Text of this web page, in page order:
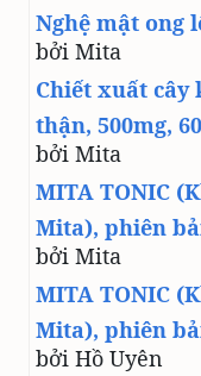
Nghệ mật ong
bởi Mita
Chiết xuất cây
thận, 500mg,
bởi Mita
MITA TONIC
Mita), phiên
bởi Mita
MITA TONIC
Mita), phiên
bởi Hồ Uyên